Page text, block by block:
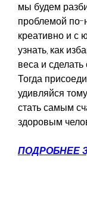
мы будем
проблемой
креативно и с
узнать, как
веса и
Тогда
удивляйся
стать самым
здоровым
ПОДРОБНЕЕ